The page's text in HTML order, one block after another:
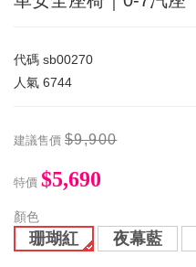
代碼 sb00270
人氣 6744
建議售價 $9,900
特價 $5,690
顏色
珊瑚紅 夜幕藍